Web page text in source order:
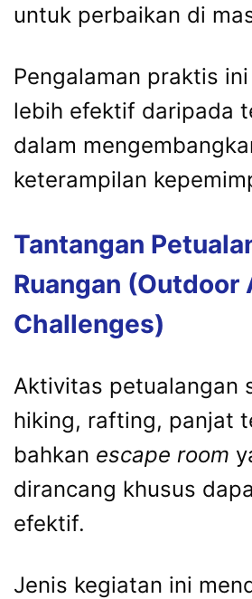
untuk perbaikan di
Pengalaman praktis
lebih efektif daripada
dalam
keterampilan
Tantangan
Ruangan (Outdoor
Challenges)
Aktivitas petualangan
hiking, rafting, panjat
bahkan escape room
dirancang khusus
efektif.
Jenis kegiatan ini